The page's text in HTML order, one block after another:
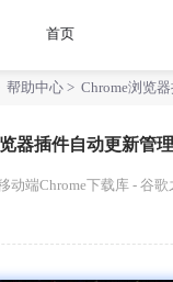
首页
帮助中心 > Chrome浏览器插件自动更新管理高
器插件自动更新管
动端Chrome下载库 - 谷歌